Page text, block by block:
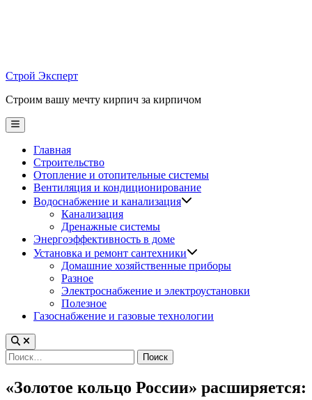
Строй Эксперт
Строим вашу мечту кирпич за кирпичом
Main
Menu
Главная
Строительство
Отопление и отопительные системы
Вентиляция и кондиционирование
Водоснабжение и канализация
Канализация
Дренажные системы
Энергоэффективность в доме
Установка и ремонт сантехники
Домашние хозяйственные приборы
Разное
Электроснабжение и электроустановки
Полезное
Газоснабжение и газовые технологии
Найти:
«Золотое кольцо России» расширяется: